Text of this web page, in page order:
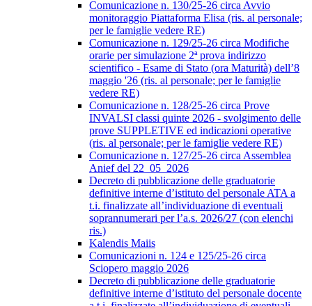
Comunicazione n. 130/25-26 circa Avvio
monitoraggio Piattaforma Elisa (ris. al personale;
per le famiglie vedere RE)
Comunicazione n. 129/25-26 circa Modifiche
orarie per simulazione 2ª prova indirizzo
scientifico - Esame di Stato (ora Maturità) dell’8
maggio '26 (ris. al personale; per le famiglie
vedere RE)
Comunicazione n. 128/25-26 circa Prove
INVALSI classi quinte 2026 - svolgimento delle
prove SUPPLETIVE ed indicazioni operative
(ris. al personale; per le famiglie vedere RE)
Comunicazione n. 127/25-26 circa Assemblea
Anief del 22_05_2026
Decreto di pubblicazione delle graduatorie
definitive interne d’istituto del personale ATA a
t.i. finalizzate all’individuazione di eventuali
soprannumerari per l’a.s. 2026/27 (con elenchi
ris.)
Kalendis Maiis
Comunicazioni n. 124 e 125/25-26 circa
Sciopero maggio 2026
Decreto di pubblicazione delle graduatorie
definitive interne d’istituto del personale docente